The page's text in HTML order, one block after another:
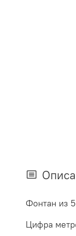
Фонтан из
Цифра